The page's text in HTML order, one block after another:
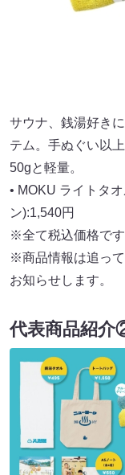
サウナ、銭湯好き
テム。手ぬぐい以
50gと軽量。
• MOKU ライトタ
ン):1,540円
※全て税込価格です
※商品情報は追って
お知らせします。
代表商品紹